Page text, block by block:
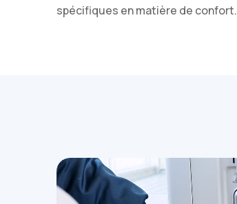
spécifiques en matière de confort.